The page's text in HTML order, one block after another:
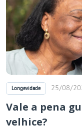
Longevidade 25/08/
Vale a pena
velhice?